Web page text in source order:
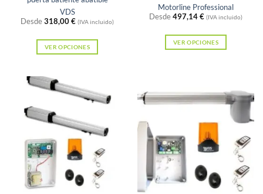
VDS
Desde318,00€ (IVA incluido)
VER OPCIONES
tiene
múltiples
variantes.
Las
opciones
se
pueden
elegir
Motorline Professional
Desde497,14€ (IVA incluido)
VER OPCIONES
múltiples
variantes.
Las
opciones
se
pueden
elegir